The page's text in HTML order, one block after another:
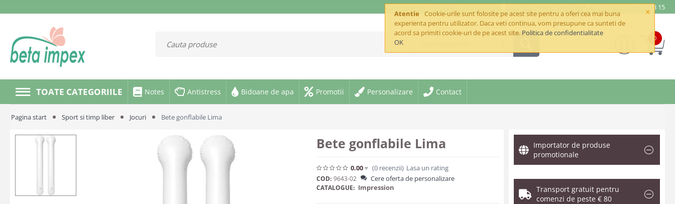
×
Atentie
Cookie-urile sunt folosite pe acest site pentru a oferi cea mai buna
experienta pentru utilizator. Daca veti continua, vom presupune ca sunteti de
acord sa primiti cookie-uri de pe acest site. Politica de confidentialitate
OK
office@betaimpex.ro Mobil: +40 722 287 335 Telefon: +40 21 320 03 15
0
TOATE CATEGORIILE Notes Antistress Bidoane de apa Promotii Personalizare Contact
Pagina start Sport si timp liber Jocuri Bete gonflabile Lima
Bete gonflabile Lima
0.00 (0 recenzii) Lasa un rating
COD: 9643-02 Cere oferta de personalizare
CATALOGUE: Impression
Importator de produse
promotionale
Transport gratuit pentru
comenzi de peste € 80